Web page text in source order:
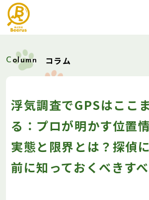
Column コラム
浮気調査でGPSはここ
る：プロが明かす位置
実態と限界とは？探偵
前に知っておくべきす